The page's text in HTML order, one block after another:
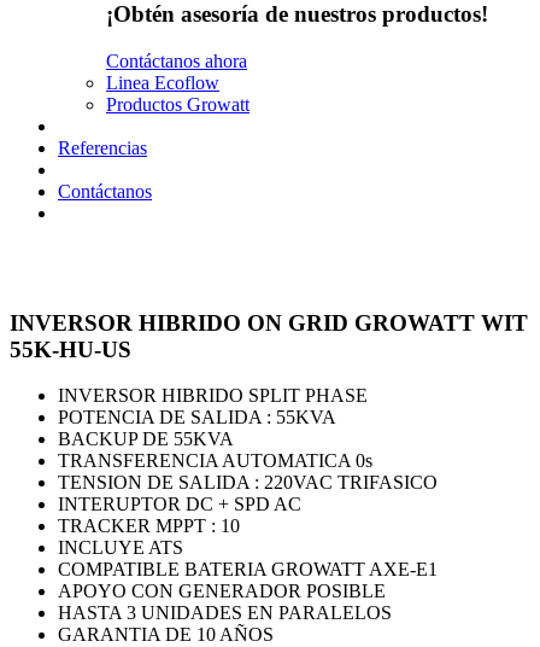
¡Obtén asesoría de nuestros productos!
Contáctanos ahora
Linea Ecoflow
Productos Growatt
Referencias
Contáctanos
INVERSOR HIBRIDO ON GRID GROWATT WIT
55K-HU-US
INVERSOR HIBRIDO SPLIT PHASE
POTENCIA DE SALIDA : 55KVA
BACKUP DE 55KVA
TRANSFERENCIA AUTOMATICA 0s
TENSION DE SALIDA : 220VAC TRIFASICO
INTERUPTOR DC + SPD AC
TRACKER MPPT : 10
INCLUYE ATS
COMPATIBLE BATERIA GROWATT AXE-E1
APOYO CON GENERADOR POSIBLE
HASTA 3 UNIDADES EN PARALELOS
GARANTIA DE 10 AÑOS